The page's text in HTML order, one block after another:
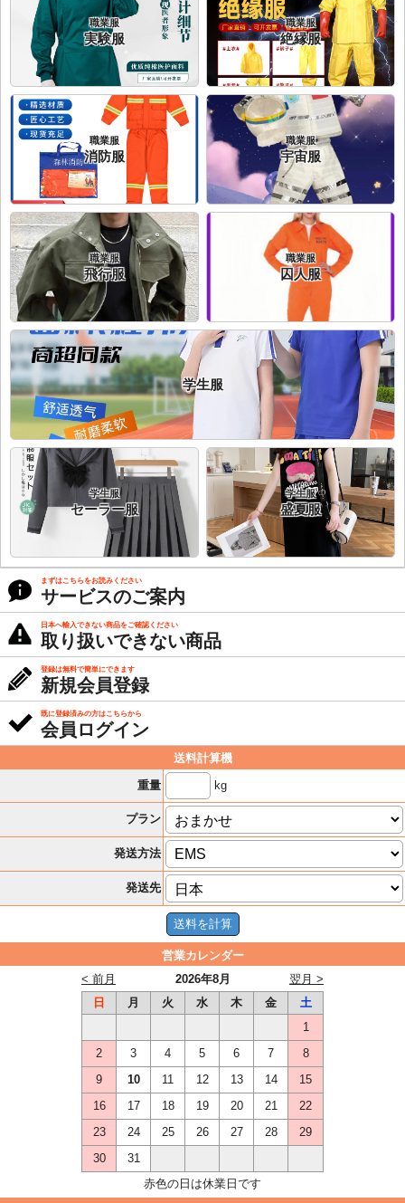
職業服
実験服
職業服
絶縁服
職業服
消防服
職業服
宇宙服
職業服
飛行服
職業服
囚人服
学生服
学生服
セーラー服
学生服
盛夏服
まずはこちらをお読みください
サービスのご案内
日本へ輸入できない商品をご確認ください
取り扱いできない商品
登録は無料で簡単にできます
新規会員登録
既に登録済みの方はこちらから
会員ログイン
送料計算機
重量
kg
プラン
発送方法
発送先
営業カレンダー
2026年8月
< 前月
翌月 >
日
月 火 水 木 金
土
1
2
3 4 5 6 7
8
9
10 11 12 13 14
15
16
17 18 19 20 21
22
23
24 25 26 27 28
29
30
31
赤色の日は休業日です